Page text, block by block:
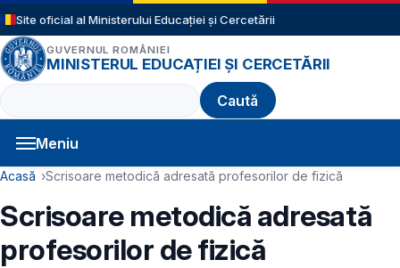
Sari la conținutul principal
Site oficial al Ministerului Educației și Cercetării
GUVERNUL ROMÂNIEI
MINISTERUL EDUCAȚIEI ȘI CERCETĂRII
Caută
Meniu
Navigație principală
Cale de navigare
Acasă Scrisoare metodică adresată profesorilor de fizică
Scrisoare metodică adresată
profesorilor de fizică